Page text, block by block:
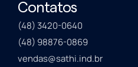
Contatos
(48) 3420-0640
(48) 98876-0869
vendas@sathi.ind.br